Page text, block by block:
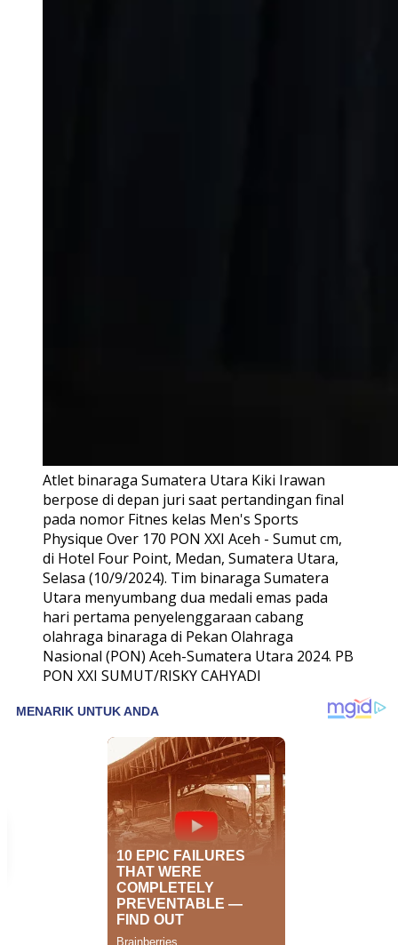
Atlet binaraga Sumatera Utara Kiki Irawan
berpose di depan juri saat pertandingan final
pada nomor Fitnes kelas Men's Sports
Physique Over 170 PON XXI Aceh - Sumut cm,
di Hotel Four Point, Medan, Sumatera Utara,
Selasa (10/9/2024). Tim binaraga Sumatera
Utara menyumbang dua medali emas pada
hari pertama penyelenggaraan cabang
olahraga binaraga di Pekan Olahraga
Nasional (PON) Aceh-Sumatera Utara 2024. PB
PON XXI SUMUT/RISKY CAHYADI